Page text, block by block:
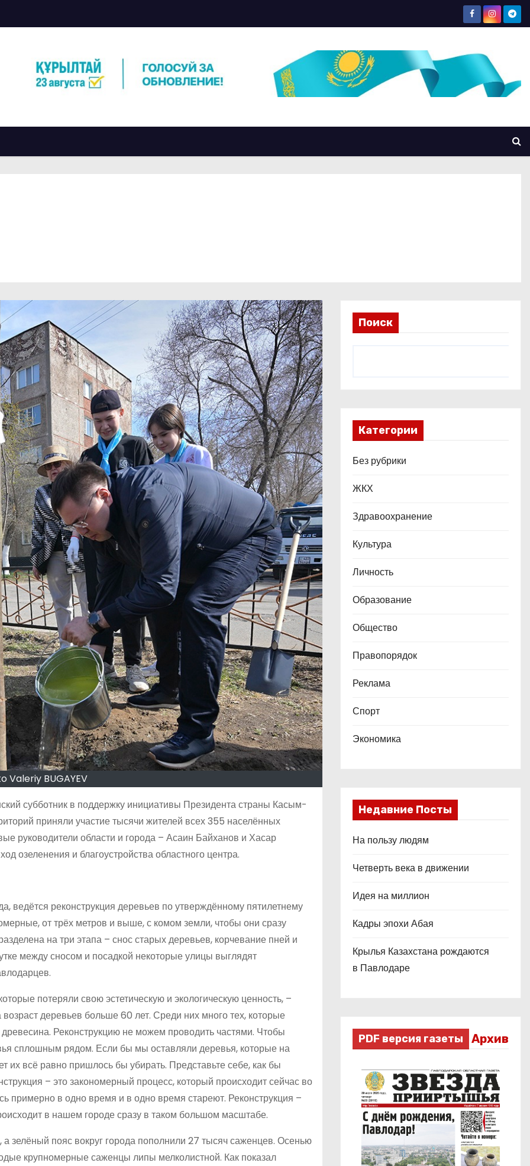
Valeriy BUGAYEV
субботник в поддержку инициативы Президента страны Касым-
приняли участие тысячи жителей всех 355 населённых
руководители области и города – Асаин Байханов и Хасар
озеленения и благоустройства областного центра.
ведётся реконструкция деревьев по утверждённому пятилетнему
от трёх метров и выше, с комом земли, чтобы они сразу
на три этапа – снос старых деревьев, корчевание пней и
между сносом и посадкой некоторые улицы выглядят
потеряли свою эстетическую и экологическую ценность, –
деревьев больше 60 лет. Среди них много тех, которые
Реконструкцию не можем проводить частями. Чтобы
сплошным рядом. Если бы мы оставляли деревья, которые на
их всё равно пришлось бы убирать. Представьте себе, как бы
– это закономерный процесс, который происходит сейчас во
примерно в одно время и в одно время стареют. Реконструкция –
в нашем городе сразу в таком большом масштабе.
зелёный пояс вокруг города пополнили 27 тысяч саженцев. Осенью
крупномерные саженцы липы мелколистной. Как показал
Поиск
Категории
Без рубрики
ЖКХ
Здравоохранение
Культура
Личность
Образование
Общество
Правопорядок
Реклама
Спорт
Экономика
Недавние Посты
На пользу людям
Четверть века в движении
Идея на миллион
Кадры эпохи Абая
Крылья Казахстана рождаются
в Павлодаре
PDF версия газеты Архив